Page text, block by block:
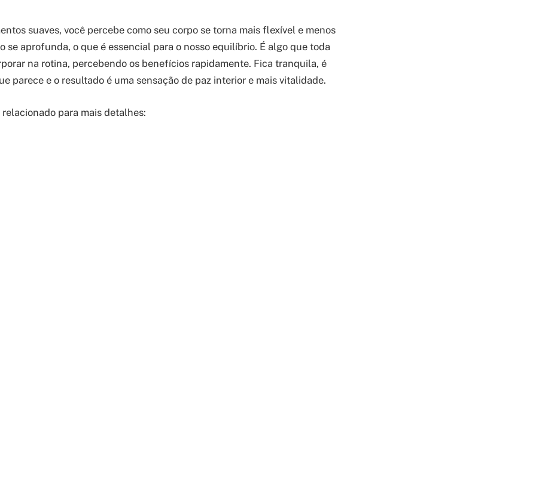
suaves, você percebe como seu corpo se torna mais flexível e menos
se aprofunda, o que é essencial para o nosso equilíbrio. É algo que toda
na rotina, percebendo os benefícios rapidamente. Fica tranquila, é
parece e o resultado é uma sensação de paz interior e mais vitalidade.
para mais detalhes: